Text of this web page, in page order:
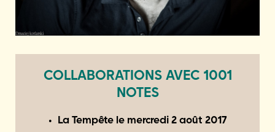
COLLABORATIONS AVEC 1001
NOTES
La Tempête le mercredi 2 août 2017